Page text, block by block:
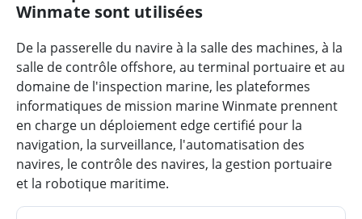
Winmate sont utilisées
De la passerelle du navire à la salle des machines, à la
salle de contrôle offshore, au terminal portuaire et au
domaine de l'inspection marine, les plateformes
informatiques de mission marine Winmate prennent
en charge un déploiement edge certifié pour la
navigation, la surveillance, l'automatisation des
navires, le contrôle des navires, la gestion portuaire
et la robotique maritime.